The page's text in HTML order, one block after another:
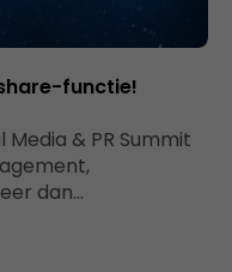
functie!
& PR Summit
dan…